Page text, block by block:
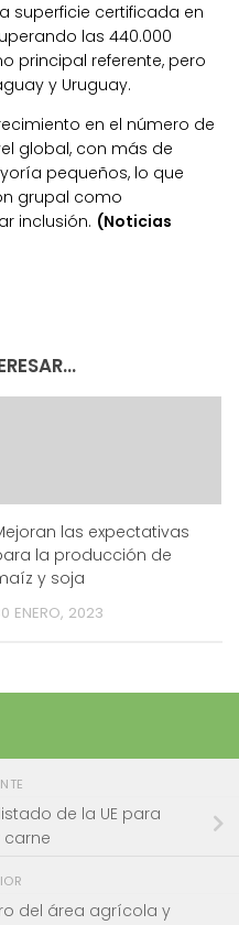
superficie certificada en
las 440.000
principal referente, pero
y Uruguay.
en el número de
global, con más de
pequeños, lo que
grupal como
inclusión. (Noticias
las expectativas
la producción de
y soja
ENERO, 2023
de la UE para
carne
del área agrícola y